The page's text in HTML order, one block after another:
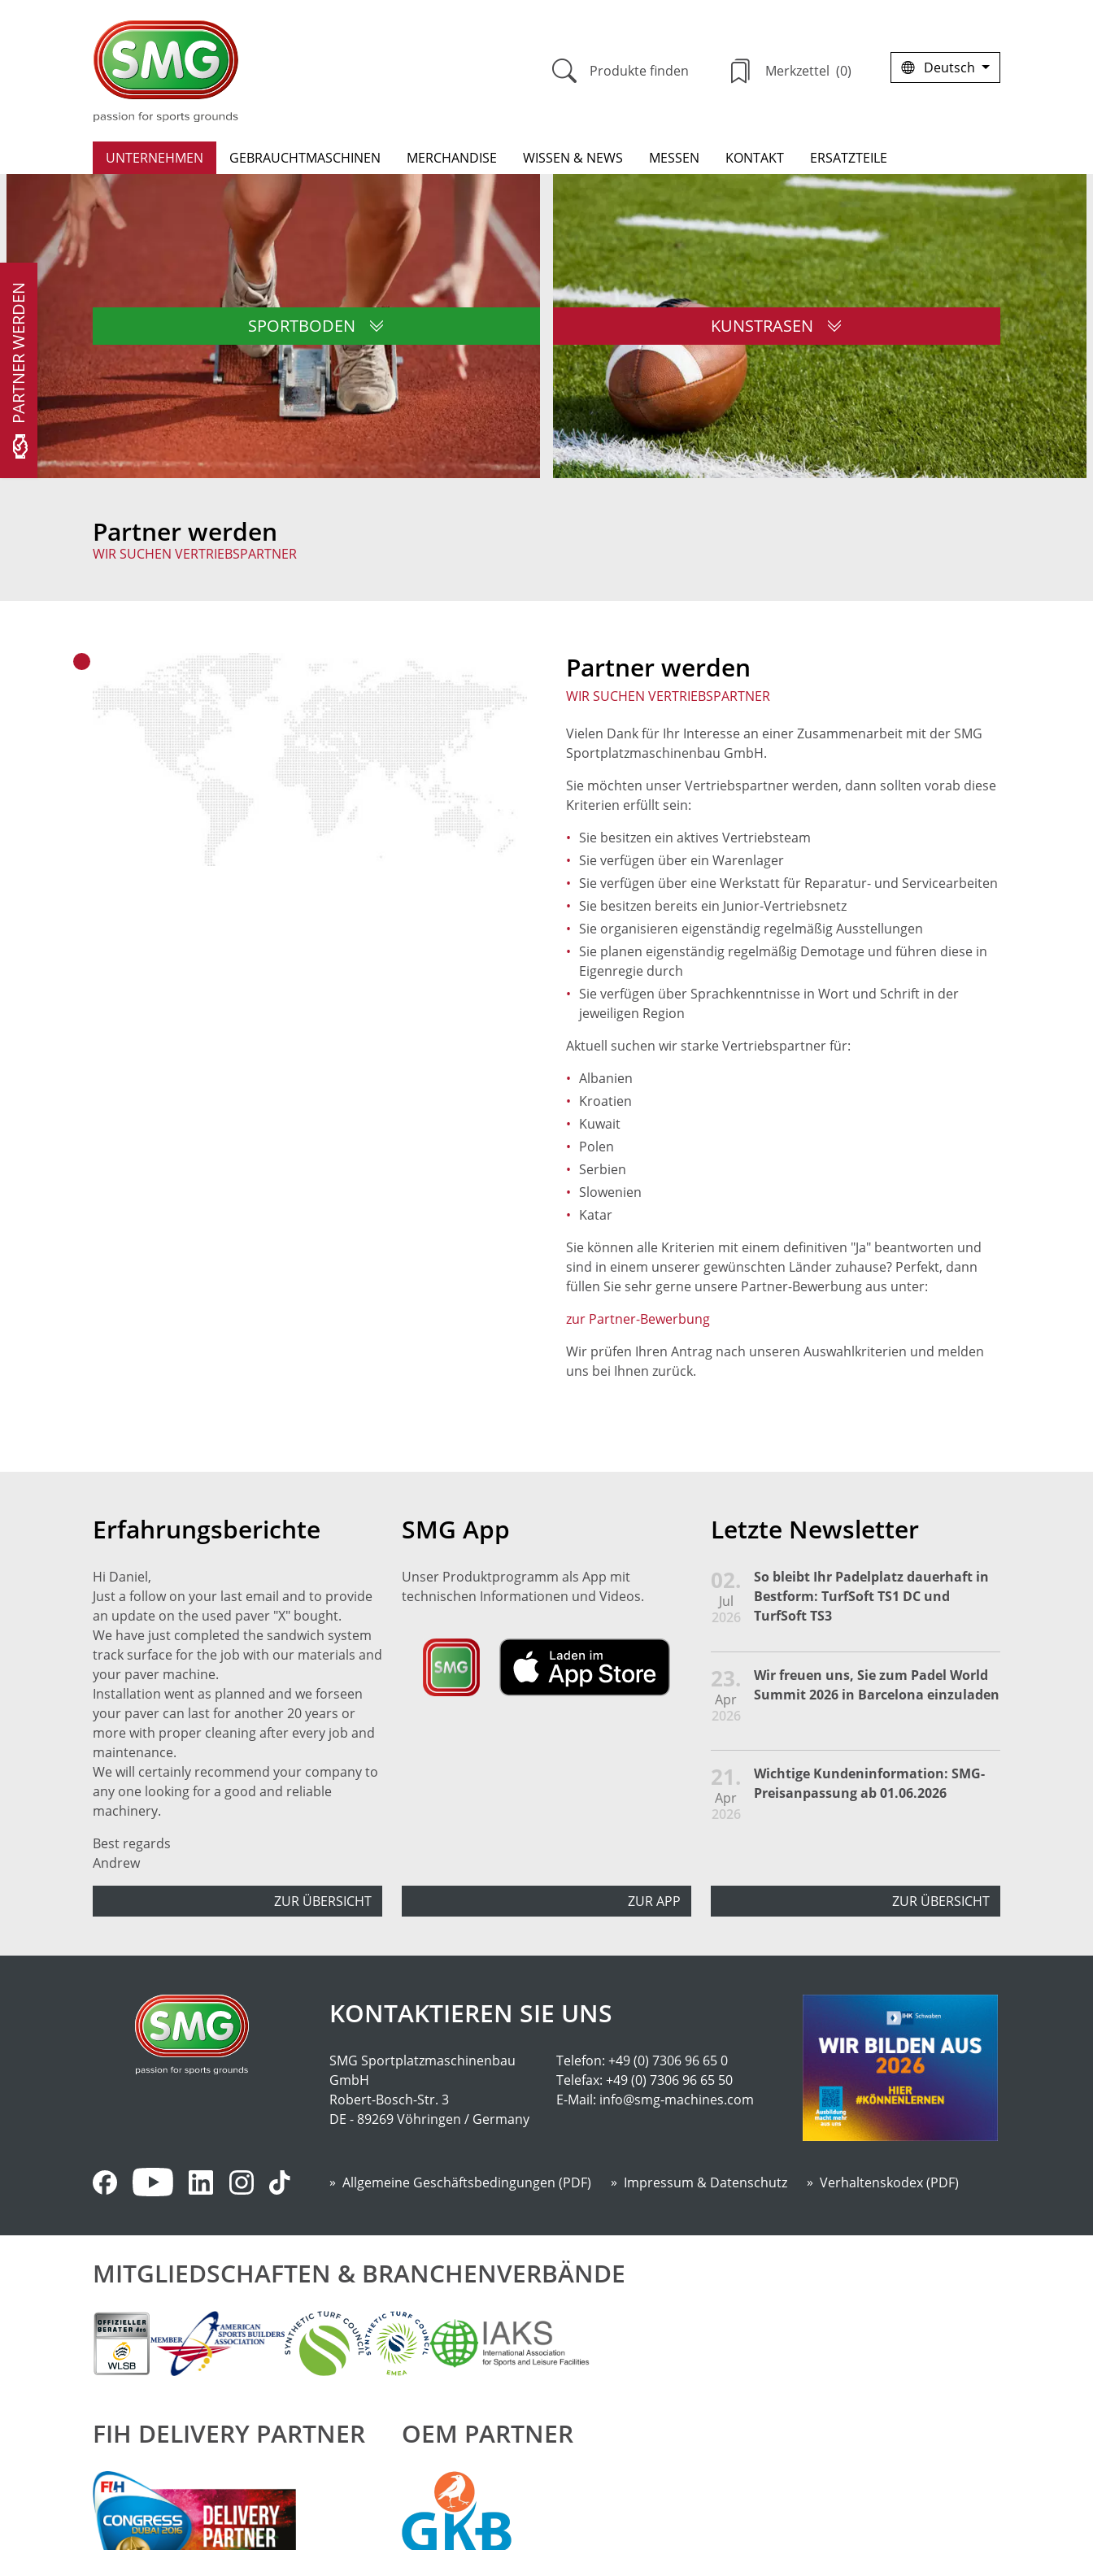
Produkte finden Merkzettel (0) Deutsch
UNTERNEHMEN GEBRAUCHTMASCHINEN MERCHANDISE WISSEN & NEWS MESSEN KONTAKT ERSATZTEILE
SPORTBODEN KUNSTRASEN
PARTNER WERDEN
Partner werden
WIR SUCHEN VERTRIEBSPARTNER
Partner werden
WIR SUCHEN VERTRIEBSPARTNER
Vielen Dank für Ihr Interesse an einer Zusammenarbeit mit der SMG
Sportplatzmaschinenbau GmbH.
Sie möchten unser Vertriebspartner werden, dann sollten vorab diese
Kriterien erfüllt sein:
Sie besitzen ein aktives Vertriebsteam
Sie verfügen über ein Warenlager
Sie verfügen über eine Werkstatt für Reparatur- und Servicearbeiten
Sie besitzen bereits ein Junior-Vertriebsnetz
Sie organisieren eigenständig regelmäßig Ausstellungen
Sie planen eigenständig regelmäßig Demotage und führen diese in
Eigenregie durch
Sie verfügen über Sprachkenntnisse in Wort und Schrift in der
jeweiligen Region
Aktuell suchen wir starke Vertriebspartner für:
Albanien
Kroatien
Kuwait
Polen
Serbien
Slowenien
Katar
Sie können alle Kriterien mit einem definitiven "Ja" beantworten und
sind in einem unserer gewünschten Länder zuhause? Perfekt, dann
füllen Sie sehr gerne unsere Partner-Bewerbung aus unter:
zur Partner-Bewerbung
Wir prüfen Ihren Antrag nach unseren Auswahlkriterien und melden
uns bei Ihnen zurück.
Erfahrungsberichte
Hi Daniel,
Just a follow on your last email and to provide
an update on the used paver "X" bought.
We have just completed the sandwich system
track surface for the job with our materials and
your paver machine.
Installation went as planned and we forseen
your paver can last for another 20 years or
more with proper cleaning after every job and
maintenance.
We will certainly recommend your company to
any one looking for a good and reliable
machinery.
Best regards
Andrew
ZUR ÜBERSICHT
SMG App
Unser Produktprogramm als App mit
technischen Informationen und Videos.
ZUR APP
Letzte Newsletter
02.
Jul
2026
So bleibt Ihr Padelplatz dauerhaft in
Bestform: TurfSoft TS1 DC und
TurfSoft TS3
23.
Apr
2026
Wir freuen uns, Sie zum Padel World
Summit 2026 in Barcelona einzuladen
21.
Apr
2026
Wichtige Kundeninformation: SMG-
Preisanpassung ab 01.06.2026
ZUR ÜBERSICHT
KONTAKTIEREN SIE UNS
SMG Sportplatzmaschinenbau
GmbH
Robert-Bosch-Str. 3
DE - 89269 Vöhringen / Germany
Telefon: +49 (0) 7306 96 65 0
Telefax: +49 (0) 7306 96 65 50
E-Mail: info@smg-machines.com
Allgemeine Geschäftsbedingungen (PDF) Impressum & Datenschutz Verhaltenskodex (PDF)
MITGLIEDSCHAFTEN & BRANCHENVERBÄNDE
FIH DELIVERY PARTNER OEM PARTNER